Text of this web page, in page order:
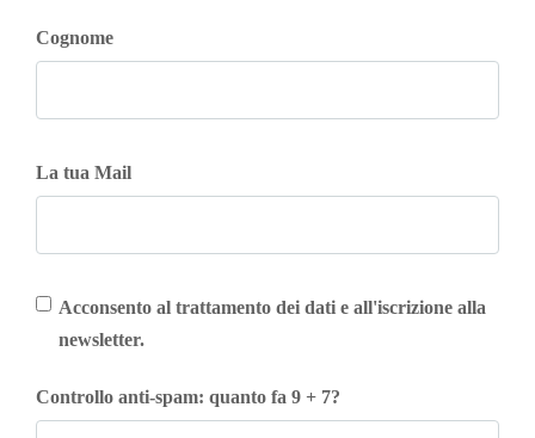
Cognome
La tua Mail
Acconsento al trattamento dei dati e all'iscrizione alla
newsletter.
Controllo anti-spam: quanto fa 9 + 7?